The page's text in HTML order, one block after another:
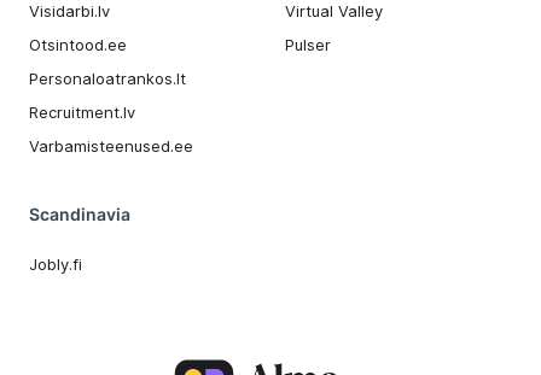
Visidarbi.lv
Otsintood.ee
Personaloatrankos.lt
Recruitment.lv
Varbamisteenused.ee
Virtual Valley
Pulser
Scandinavia
Jobly.fi